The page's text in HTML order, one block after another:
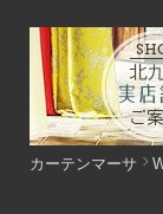
カーテンマーサ